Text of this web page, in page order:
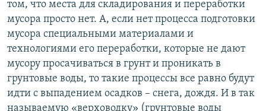
том, что места для складирования и переработки
мусора просто нет. А, если нет процесса подготовки
мусора специальными материалами и
технологиями его переработки, которые не дают
мусору просачиваться в грунт и проникать в
грунтовые воды, то такие процессы все равно будут
идти с выпадением осадков – снега, дождя. И в так
называемую «верховодку» (грунтовые воды